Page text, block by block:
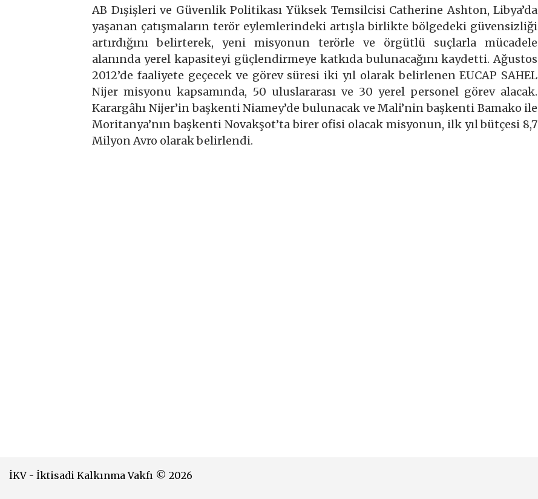
AB Dışişleri ve Güvenlik Politikası Yüksek Temsilcisi Catherine Ashton, Libya’da
yaşanan çatışmaların terör eylemlerindeki artışla birlikte bölgedeki güvensizliği
artırdığını belirterek, yeni misyonun terörle ve örgütlü suçlarla mücadele
alanında yerel kapasiteyi güçlendirmeye katkıda bulunacağını kaydetti. Ağustos
2012’de faaliyete geçecek ve görev süresi iki yıl olarak belirlenen EUCAP SAHEL
Nijer misyonu kapsamında, 50 uluslararası ve 30 yerel personel görev alacak.
Karargâhı Nijer’in başkenti Niamey’de bulunacak ve Mali’nin başkenti Bamako ile
Moritanya’nın başkenti Novakşot’ta birer ofisi olacak misyonun, ilk yıl bütçesi 8,7
Milyon Avro olarak belirlendi.
İKV - İktisadi Kalkınma Vakfı © 2026